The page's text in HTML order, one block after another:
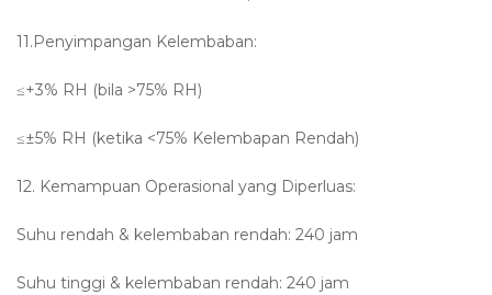
11.Penyimpangan Kelembaban:
≤+3% RH (bila >75% RH)
≤±5% RH (ketika <75% Kelembapan Rendah)
12. Kemampuan Operasional yang Diperluas:
Suhu rendah & kelembaban rendah: 240 jam
Suhu tinggi & kelembaban rendah: 240 jam